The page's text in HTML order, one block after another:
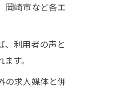
岡崎市など各エ
、利用者の声と
す。
の求人媒体と併